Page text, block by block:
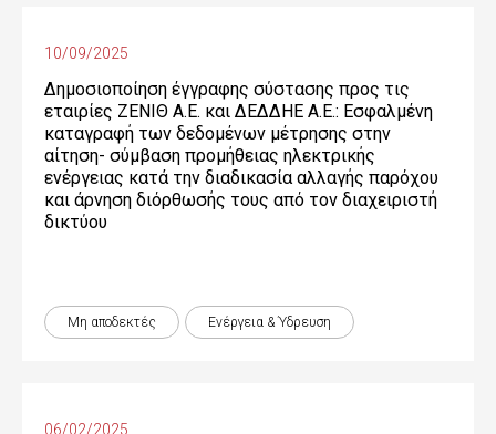
10/09/2025
Δημοσιοποίηση έγγραφης σύστασης προς τις
εταιρίες ΖΕΝΙΘ Α.Ε. και ΔΕΔΔΗΕ Α.Ε.: Εσφαλμένη
καταγραφή των δεδομένων μέτρησης στην
αίτηση- σύμβαση προμήθειας ηλεκτρικής
ενέργειας κατά την διαδικασία αλλαγής παρόχου
και άρνηση διόρθωσής τους από τον διαχειριστή
δικτύου
Μη αποδεκτές Ενέργεια & Ύδρευση
06/02/2025